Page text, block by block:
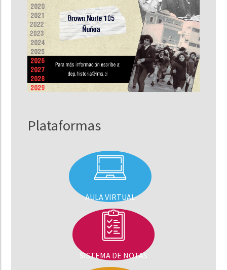
Plataformas
AULA VIRTUAL
SISTEMA DE NOTAS